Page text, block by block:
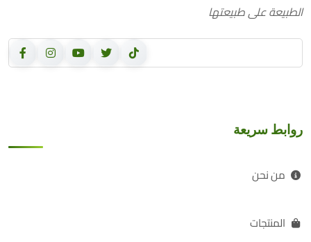
الطبيعة على طبيعتها
روابط سريعة
من نحن
المنتجات